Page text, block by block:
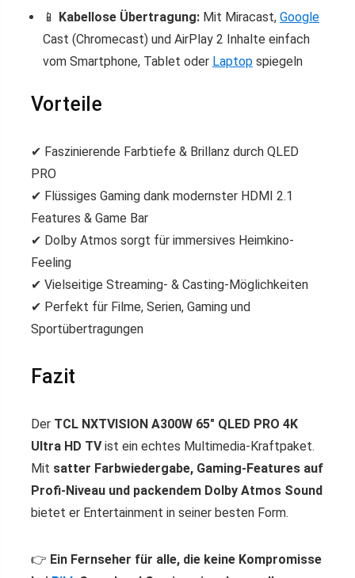
📱
Kabellose Übertragung: Mit Miracast, Google
Cast (Chromecast) und AirPlay 2 Inhalte einfach
vom Smartphone, Tablet oder Laptop spiegeln
Vorteile
✔ Faszinierende Farbtiefe & Brillanz durch QLED
PRO
✔ Flüssiges Gaming dank modernster HDMI 2.1
Features & Game Bar
✔ Dolby Atmos sorgt für immersives Heimkino-
Feeling
✔ Vielseitige Streaming- & Casting-Möglichkeiten
✔ Perfekt für Filme, Serien, Gaming und
Sportübertragungen
Fazit
Der TCL NXTVISION A300W 65″ QLED PRO 4K
Ultra HD TVist ein echtes Multimedia-Kraftpaket.
Mit satter Farbwiedergabe, Gaming-Features auf
Profi-Niveau und packendem Dolby Atmos Sound
bietet er Entertainment in seiner besten Form.
👉 Ein Fernseher für alle, die keine Kompromisse